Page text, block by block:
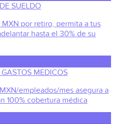
SUELDO
por retiro, permita a tus
hasta el 30% de su
MEDICOS
empleados/mes asegura a
100% cobertura médica